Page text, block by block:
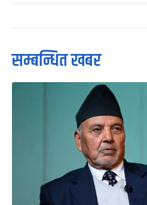
सम्बन्धित खबर